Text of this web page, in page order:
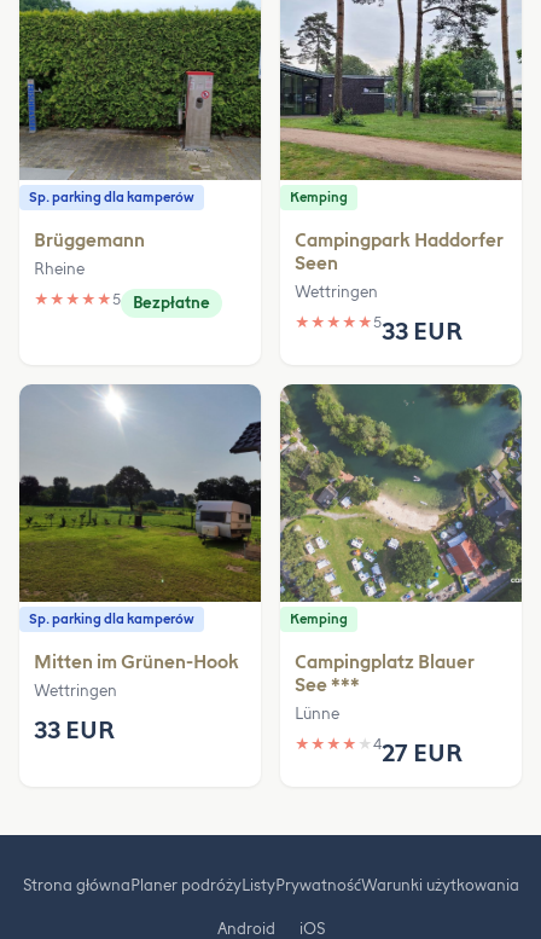
Sp. parking dla kamperów
Brüggemann
Rheine
★ ★ ★ ★ ★5 Bezpłatne
Kemping
Campingpark Haddorfer
Seen
Wettringen
★ ★ ★ ★ ★533 EUR
Sp. parking dla kamperów
Mitten im Grünen-Hook
Wettringen
33 EUR
Kemping
Campingplatz Blauer
See ***
Lünne
★ ★ ★ ★ ★ 427 EUR
Strona główna Planer podróżyListyPrywatnośćWarunki użytkowania
Android iOS